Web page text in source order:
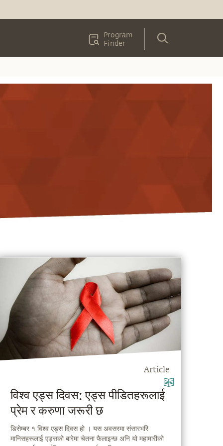
Program
Finder
Article
विश्व एड्स दिवस: एड्स पीडितहरूलाई
प्रेम र करुणा जरूरी छ
डिसेम्बर १ विश्व एड्स दिवस हो । यस अवसरमा संसारभरि
मानिसहरूलाई एड्सको बारेमा चेतना फैलाइन्छ अनि यो महामारीको